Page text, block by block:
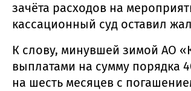
зачёта расходов на
кассационный суд оставил
К слову, минувшей зимой АО
выплатами на сумму порядка
на шесть месяцев с